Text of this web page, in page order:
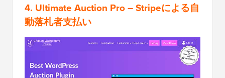
4. Ultimate Auction Pro– Stripeによる自
動落札者支払い